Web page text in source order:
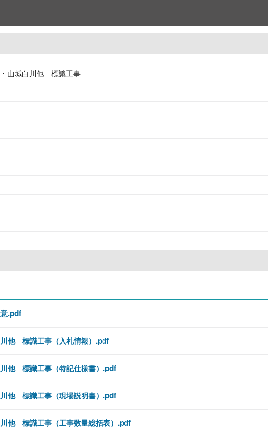
山城白川他 標識工事
.pdf
他 標識工事（入札情報）.pdf
他 標識工事（特記仕様書）.pdf
他 標識工事（現場説明書）.pdf
他 標識工事（工事数量総括表）.pdf